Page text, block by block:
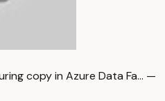
copy in Azure Data Fa… —